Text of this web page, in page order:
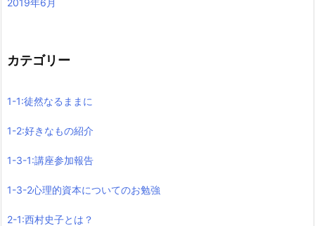
2019年6月
カテゴリー
1-1:徒然なるままに
1-2:好きなもの紹介
1-3-1:講座参加報告
1-3-2心理的資本についてのお勉強
2-1:西村史子とは？